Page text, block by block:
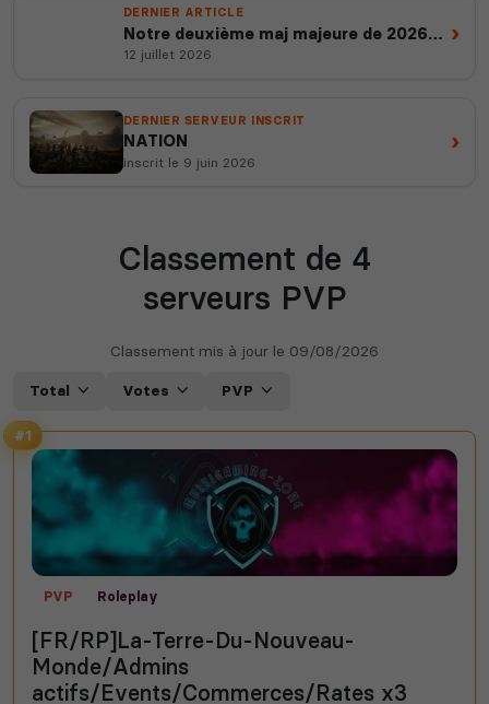
DERNIER ARTICLE
Notre deuxième maj majeure de 2026
est en ligne
12 juillet 2026
›
DERNIER SERVEUR INSCRIT
NATION
inscrit le 9 juin 2026
›
Classement de 4
serveurs PVP
Classement mis à jour le 09/08/2026
Total Votes PVP
#1
PVP Roleplay
[FR/RP]La-Terre-Du-Nouveau-
Monde/Admins
actifs/Events/Commerces/Rates x3